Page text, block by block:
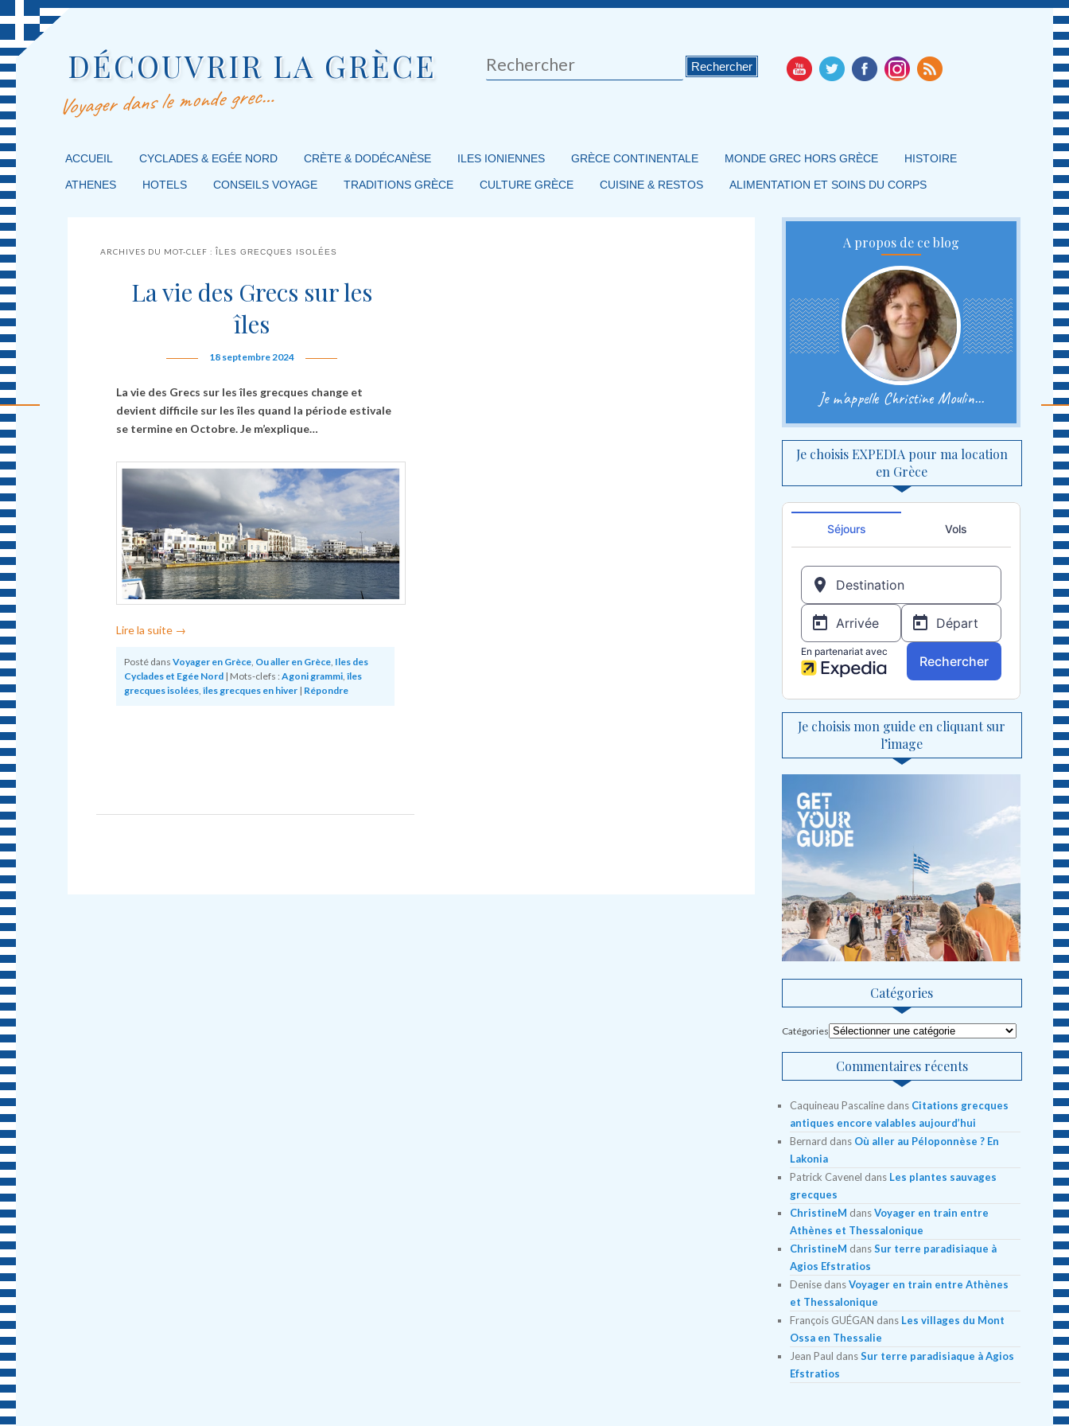
DÉCOUVRIR LA GRÈCE
Voyager dans le monde grec…
Rechercher
MENU PRINCIPAL
MASQUER LA NAVIGATION PRINCIPALE
MASQUER LA NAVIGATION SECONDAIRE
ACCUEIL CYCLADES & EGÉE NORD CRÈTE & DODÉCANÈSE ILES IONIENNES GRÈCE CONTINENTALE MONDE GREC HORS GRÈCE HISTOIRE
ATHENES HOTELS CONSEILS VOYAGE TRADITIONS GRÈCE CULTURE GRÈCE CUISINE & RESTOS ALIMENTATION ET SOINS DU CORPS
ARCHIVES DU MOT-CLEF :ÎLES GRECQUES ISOLÉES
La vie des Grecs sur les
îles
18 septembre 2024
La vie des Grecs sur les îles grecques change et
devient difficile sur les îles quand la période estivale
se termine en Octobre. Je m’explique…
Lire la suite →
Posté dans Voyager en Grèce, Ou aller en Grèce, Iles des
Cyclades et Egée Nord | Mots-clefs : Agoni grammi, îles
grecques isolées, îles grecques en hiver | Répondre
A propos de ce blog
Je m'appelle Christine Moulin...
Je choisis EXPEDIA pour ma location
en Grèce
Je choisis mon guide en cliquant sur
l’image
Catégories
Catégories
Commentaires récents
Caquineau Pascalinedans Citations grecques
antiques encore valables aujourd’hui
Bernard dans Où aller au Péloponnèse ? En
Lakonia
Patrick Cavenel dans Les plantes sauvages
grecques
ChristineM dansVoyager en train entre
Athènes et Thessalonique
ChristineM dansSur terre paradisiaque à
Agios Efstratios
DenisedansVoyager en train entre Athènes
et Thessalonique
François GUÉGAN dans Les villages du Mont
Ossa en Thessalie
Jean Paul dansSur terre paradisiaque à Agios
Efstratios